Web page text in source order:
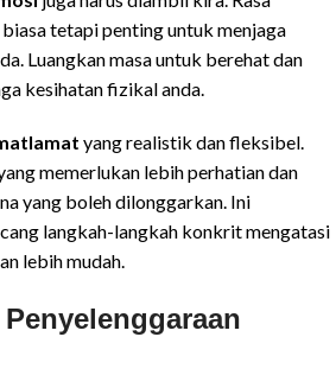
tetapi penting untuk menjaga
Luangkan masa untuk berehat dan
kesihatan fizikal anda.
yang realistik dan fleksibel.
memerlukan lebih perhatian dan
yang boleh dilonggarkan. Ini
langkah-langkah konkrit mengatasi
lebih mudah.